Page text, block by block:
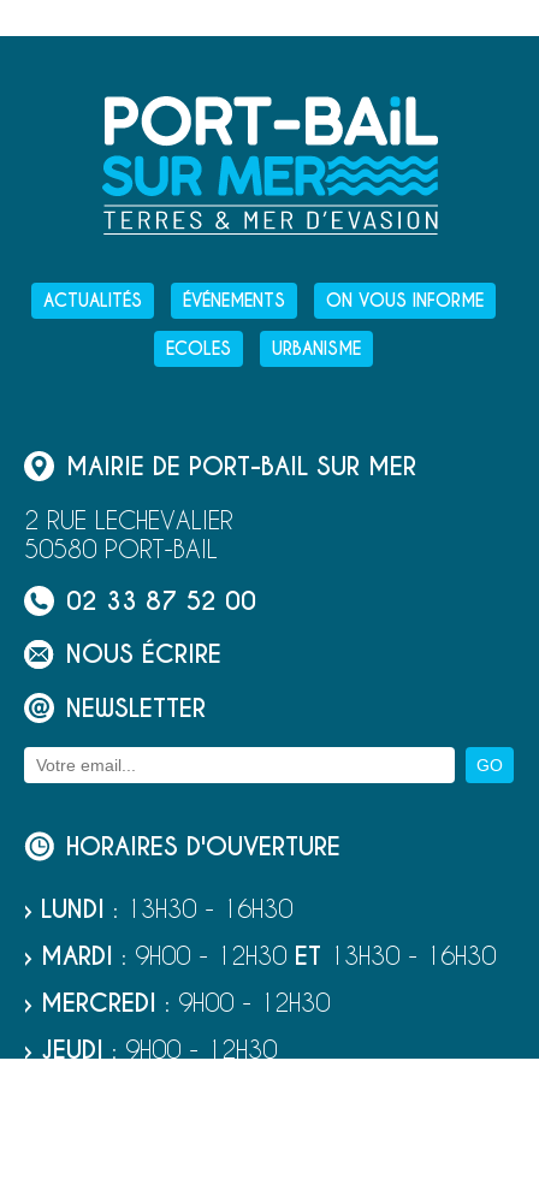
ACTUALITÉS ÉVÉNEMENTS ON VOUS INFORME
ECOLES URBANISME
MAIRIE DE PORT-BAIL SUR MER
2 RUE LECHEVALIER
50580 PORT-BAIL
02 33 87 52 00
NOUS ÉCRIRE
NEWSLETTER
HORAIRES D'OUVERTURE
› LUNDI : 13H30 - 16H30
› MARDI : 9H00 - 12H30 ET 13H30 - 16H30
› MERCREDI : 9H00 - 12H30
› JEUDI : 9H00 - 12H30